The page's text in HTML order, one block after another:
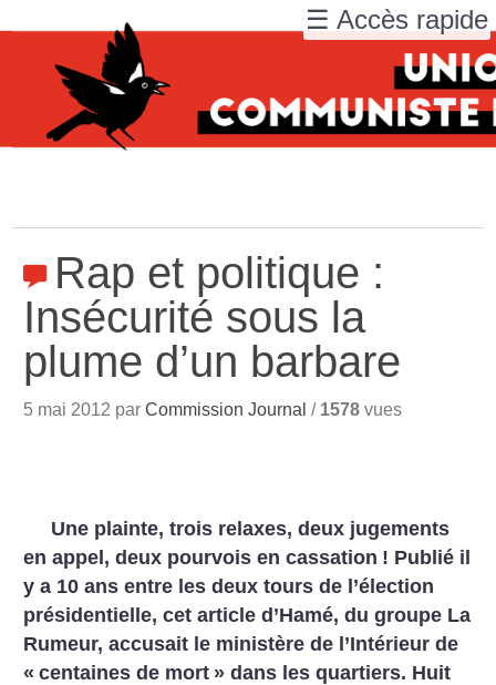
Rap et politique :
Insécurité sous la
plume d’un barbare
5 mai 2012 parCommission Journal / 1578 vues
Une plainte, trois relaxes, deux jugements
en appel, deux pourvois en cassation ! Publié il
y a 10 ans entre les deux tours de l’élection
présidentielle, cet article d’Hamé, du groupe La
Rumeur, accusait le ministère de l’Intérieur de
« centaines de mort » dans les quartiers. Huit
☰ Accès rapide